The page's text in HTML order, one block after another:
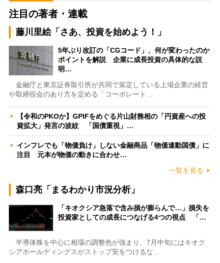
注目の著者・連載
藤川里絵「さあ、投資を始めよう！」
5年ぶり改訂の「CGコード」、何が変わったのか
ポイントを解説 企業に成長投資の具体的な説
明…
金融庁と東京証券取引所が共同で策定している上場企業の経営
や取締役会のあり方を定める「コーポレート…
【令和のPKOか】GPIFをめぐる片山財務相の「円資産への投
資拡大」発言の波紋 「国債重視」…
インフレでも「物価負け」しない金融商品「物価連動国債」に
注目 元本が物価の動きに合わせ…
一覧を見る
森口亮「まるわかり市況分析」
「キオクシア急落で含み損が膨らんで…」損失を
投資家としての成長につなげる4つの視点 「…
半導体株を中心に相場の調整色が強まり、7月中旬にはキオク
シアホールディングスがストップ安をつけるな…